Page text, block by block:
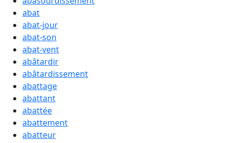
abat
abat-jour
abat-son
abat-vent
abâtardir
abâtardissement
abattage
abattant
abattée
abattement
abatteur